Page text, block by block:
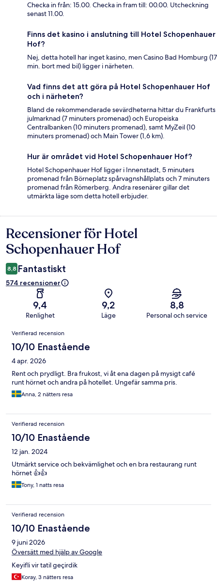
Checka in från: 15.00. Checka in fram till: 00.00. Utcheckning
senast 11.00.
Finns det kasino i anslutning till Hotel Schopenhauer
Hof?
Nej, detta hotell har inget kasino, men Casino Bad Homburg (17
min. bort med bil) ligger i närheten.
Vad finns det att göra på Hotel Schopenhauer Hof
och i närheten?
Bland de rekommenderade sevärdheterna hittar du Frankfurts
julmarknad (7 minuters promenad) och Europeiska
Centralbanken (10 minuters promenad), samt MyZeil (10
minuters promenad) och Main Tower (1,6 km).
Hur är området vid Hotel Schopenhauer Hof?
Hotel Schopenhauer Hof ligger i Innenstadt, 5 minuters
promenad från Börneplatz spårvagnshållplats och 7 minuters
promenad från Römerberg. Andra resenärer gillar det
utmärkta läge som detta hotell erbjuder.
Recensioner
Recensioner för Hotel
Schopenhauer Hof
8,8 Fantastiskt
574 recensioner
9,4
Renlighet
9,2
Läge
8,8
Personal och service
Recensioner
Verifierad recension
10/10 Enastående
4 apr. 2026
Rent och prydligt. Bra frukost, vi åt ena dagen på mysigt café
runt hörnet och andra på hotellet. Ungefär samma pris.
Anna, 2 nätters resa
Verifierad recension
10/10 Enastående
12 jan. 2024
Utmärkt service och bekvämlighet och en bra restaurang runt
hörnet 👍👍
Tony, 1 natts resa
Verifierad recension
10/10 Enastående
9 juni 2026
Översätt med hjälp av Google
Keyifli vir tatil geçirdik
Koray, 3 nätters resa